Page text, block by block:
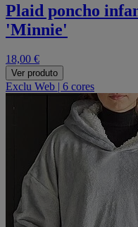
Plaid poncho
'Minnie'
18,00 €
Ver produto
Exclu Web 6 cores